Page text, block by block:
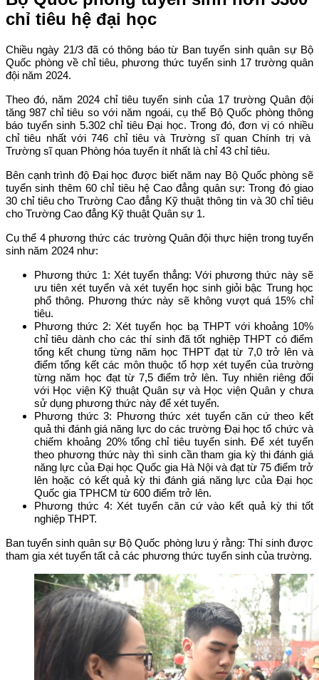
chỉ tiêu hệ đại học
Chiều ngày 21/3 đã có thông báo từ Ban tuyển sinh quân sự Bộ
Quốc phòng về chỉ tiêu, phương thức tuyển sinh 17 trường quân
đội năm 2024.
Theo đó, năm 2024 chỉ tiêu tuyển sinh của 17 trường Quân đội
tăng 987 chỉ tiêu so với năm ngoái, cụ thể Bộ Quốc phòng thông
báo tuyển sinh 5.302 chỉ tiêu Đại học. Trong đó, đơn vị có nhiều
chỉ tiêu nhất với 746 chỉ tiêu và Trường sĩ quan Chính trị và
Trường sĩ quan Phòng hóa tuyển ít nhất là chỉ 43 chỉ tiêu.
Bên cạnh trình độ Đại học được biết năm nay Bộ Quốc phòng sẽ
tuyển sinh thêm 60 chỉ tiêu hệ Cao đẳng quân sự: Trong đó giao
30 chỉ tiêu cho Trường Cao đẳng Kỹ thuật thông tin và 30 chỉ tiêu
cho Trường Cao đẳng Kỹ thuật Quân sự 1.
Cụ thể 4 phương thức các trường Quân đội thực hiện trong tuyển
sinh năm 2024 như:
Phương thức 1: Xét tuyển thẳng: Với phương thức này sẽ
ưu tiên xét tuyển và xét tuyển học sinh giỏi bậc Trung học
phổ thông. Phương thức này sẽ không vượt quá 15% chỉ
tiêu.
Phương thức 2:Xét tuyển học bạ THPT với khoảng 10%
chỉ tiêu dành cho các thí sinh đã tốt nghiệp THPT có điểm
tổng kết chung từng năm học THPT đạt từ 7,0 trở lên và
điểm tổng kết các môn thuộc tổ hợp xét tuyển của trường
từng năm học đạt từ 7,5 điểm trở lên. Tuy nhiên riêng đối
với Học viện Kỹ thuật Quân sự và Học viện Quân y chưa
sử dụng phương thức này để xét tuyển.
Phương thức 3: Phương thức xét tuyển căn cứ theo kết
quả thi đánh giá năng lực do các trường Đại học tổ chức và
chiếm khoảng 20% tổng chỉ tiêu tuyển sinh. Để xét tuyển
theo phương thức này thì sinh cần tham gia kỳ thi đánh giá
năng lực của Đại học Quốc gia Hà Nội và đạt từ 75 điểm trở
lên hoặc có kết quả kỳ thi đánh giá năng lực của Đại học
Quốc gia TPHCM từ 600 điểm trở lên.
Phương thức 4: Xét tuyển căn cứ vào kết quả kỳ thi tốt
nghiệp THPT.
Ban tuyển sinh quân sự Bộ Quốc phòng lưu ý rằng: Thí sinh được
tham gia xét tuyển tất cả các phương thức tuyển sinh của trường.